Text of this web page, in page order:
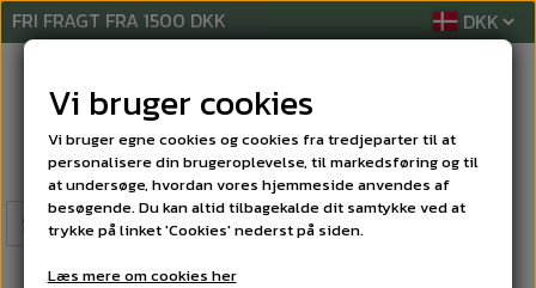
FRI FRAGT FRA 1500 DKK
Vi bruger cookies
Vi bruger egne cookies og cookies fra tredjeparter til at
personalisere din brugeroplevelse, til markedsføring og til
at undersøge, hvordan vores hjemmeside anvendes af
besøgende. Du kan altid tilbagekalde dit samtykke ved at
trykke på linket 'Cookies' nederst på siden.
Læs mere om cookies her